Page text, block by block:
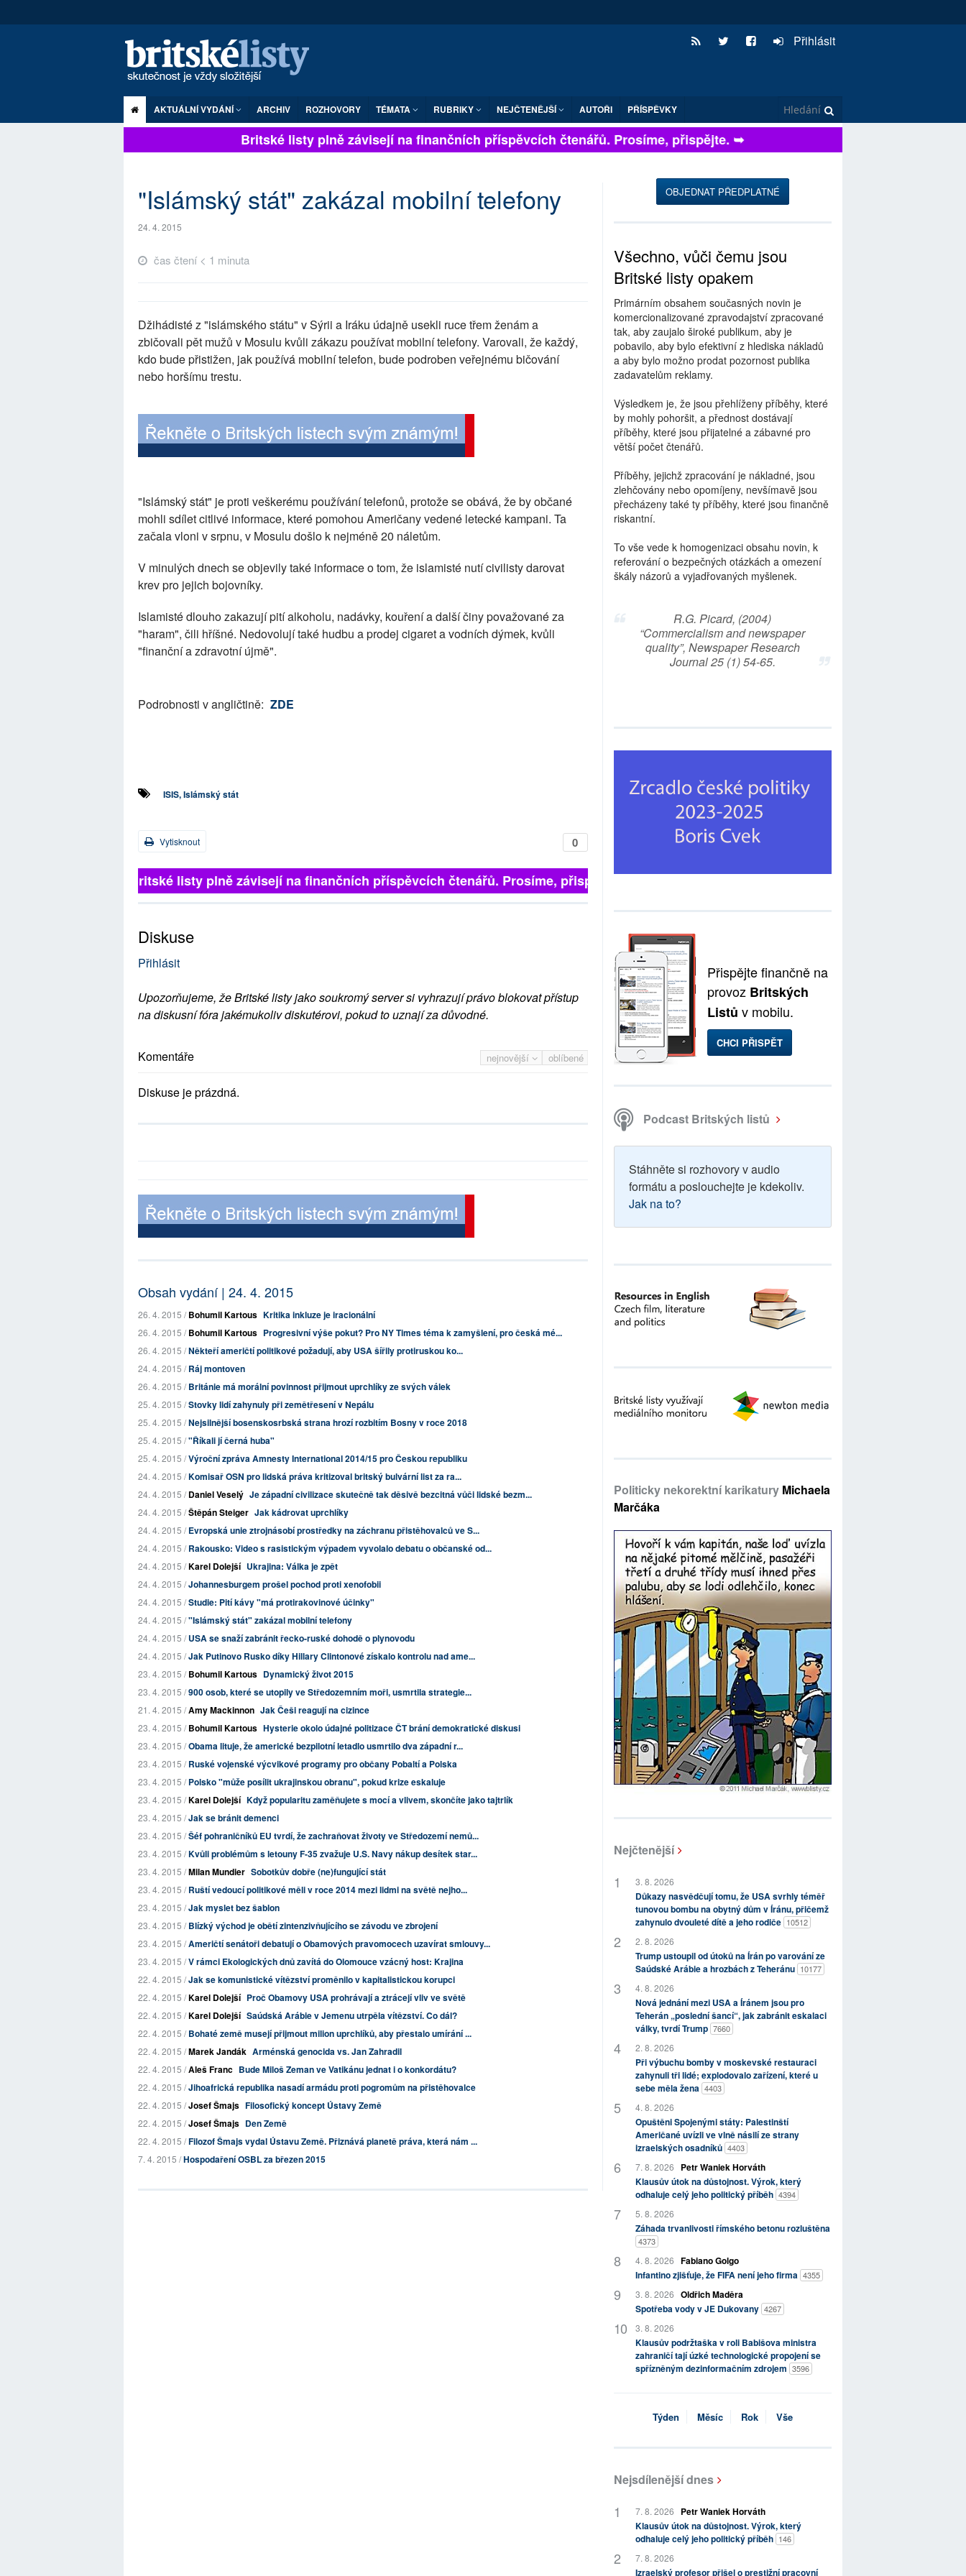
Přihlásit
AKTUÁLNÍ VYDÁNÍ ARCHIV ROZHOVORY TÉMATA RUBRIKY NEJČTENĚJŠÍ AUTOŘI PŘÍSPĚVKY
Britské listy plně závisejí na finančních příspěvcích čtenářů. Prosíme, přispějte. ➥
"Islámský stát" zakázal mobilní telefony
24. 4. 2015
čas čtení < 1 minuta
Džihádisté z "islámského státu" v Sýrii a Iráku údajně usekli ruce třem ženám a
zbičovali pět mužů v Mosulu kvůli zákazu používat mobilní telefony. Varovali, že každý,
kdo bude přistižen, jak používá mobilní telefon, bude podroben veřejnému bičování
nebo horšímu trestu.
"Islámský stát" je proti veškerému používání telefonů, protože se obává, že by občané
mohli sdílet citlivé informace, které pomohou Američany vedené letecké kampani. Ta
začala vloni v srpnu, v Mosulu došlo k nejméně 20 náletům.
V minulých dnech se objevily také informace o tom, že islamisté nutí civilisty darovat
krev pro jejich bojovníky.
Islamisté dlouho zakazují pití alkoholu, nadávky, kouření a další činy považované za
"haram", čili hříšné. Nedovolují také hudbu a prodej cigaret a vodních dýmek, kvůli
"finanční a zdravotní újmě".
Podrobnosti v angličtině: ZDE
ISIS, Islámský stát
0
Vytisknout
Britské listy plně závisejí na finančních příspěvcích čtenářů. Prosíme, přispějte. ➥
Diskuse
Přihlásit
Upozorňujeme, že Britské listy jako soukromý server si vyhrazují právo blokovat přístup
na diskusní fóra jakémukoliv diskutérovi, pokud to uznají za důvodné.
nejnovější oblíbené
Komentáře
Diskuse je prázdná.
Obsah vydání | 24. 4. 2015
26. 4. 2015 /Bohumil Kartous Kritika inkluze je iracionální
26. 4. 2015 /Bohumil Kartous Progresivní výše pokut? Pro NY Times téma k zamyšlení, pro česká mé...
26. 4. 2015 /Někteří američtí politikové požadují, aby USA šířily protiruskou ko...
24. 4. 2015 /Ráj montoven
26. 4. 2015 /Británie má morální povinnost přijmout uprchlíky ze svých válek
25. 4. 2015 /Stovky lidí zahynuly při zemětřesení v Nepálu
25. 4. 2015 /Nejsilnější bosenskosrbská strana hrozí rozbitím Bosny v roce 2018
25. 4. 2015 /"Říkali jí černá huba"
25. 4. 2015 /Výroční zpráva Amnesty International 2014/15 pro Českou republiku
24. 4. 2015 /Komisař OSN pro lidská práva kritizoval britský bulvární list za ra...
24. 4. 2015 /Daniel Veselý Je západní civilizace skutečně tak děsivě bezcitná vůči lidské bezm...
24. 4. 2015 /Štěpán Steiger Jak kádrovat uprchlíky
24. 4. 2015 /Evropská unie ztrojnásobí prostředky na záchranu přistěhovalců ve S...
24. 4. 2015 /Rakousko: Video s rasistickým výpadem vyvolalo debatu o občanské od...
24. 4. 2015 /Karel Dolejší Ukrajina: Válka je zpět
24. 4. 2015 /Johannesburgem prošel pochod proti xenofobii
24. 4. 2015 /Studie: Pití kávy "má protirakovinové účinky"
24. 4. 2015 /"Islámský stát" zakázal mobilní telefony
24. 4. 2015 /USA se snaží zabránit řecko-ruské dohodě o plynovodu
24. 4. 2015 /Jak Putinovo Rusko díky Hillary Clintonové získalo kontrolu nad ame...
23. 4. 2015 /Bohumil Kartous Dynamický život 2015
23. 4. 2015 /900 osob, které se utopily ve Středozemním moři, usmrtila strategie...
21. 4. 2015 /Amy Mackinnon Jak Češi reagují na cizince
23. 4. 2015 /Bohumil Kartous Hysterie okolo údajné politizace ČT brání demokratické diskusi
23. 4. 2015 /Obama lituje, že americké bezpilotní letadlo usmrtilo dva západní r...
23. 4. 2015 /Ruské vojenské výcvikové programy pro občany Pobaltí a Polska
23. 4. 2015 /Polsko "může posílit ukrajinskou obranu", pokud krize eskaluje
23. 4. 2015 /Karel Dolejší Když popularitu zaměňujete s mocí a vlivem, skončíte jako tajtrlík
23. 4. 2015 /Jak se bránit demenci
23. 4. 2015 /Šéf pohraničníků EU tvrdí, že zachraňovat životy ve Středozemí nemů...
23. 4. 2015 /Kvůli problémům s letouny F-35 zvažuje U.S. Navy nákup desítek star...
23. 4. 2015 /Milan Mundier Sobotkův dobře (ne)fungující stát
23. 4. 2015 /Ruští vedoucí politikové měli v roce 2014 mezi lidmi na světě nejho...
23. 4. 2015 /Jak myslet bez šablon
23. 4. 2015 /Blízký východ je obětí zintenzivňujícího se závodu ve zbrojení
23. 4. 2015 /Američtí senátoři debatují o Obamových pravomocech uzavírat smlouvy...
23. 4. 2015 /V rámci Ekologických dnů zavítá do Olomouce vzácný host: Krajina
22. 4. 2015 /Jak se komunistické vítězství proměnilo v kapitalistickou korupci
22. 4. 2015 /Karel Dolejší Proč Obamovy USA prohrávají a ztrácejí vliv ve světě
22. 4. 2015 /Karel Dolejší Saúdská Arábie v Jemenu utrpěla vítězství. Co dál?
22. 4. 2015 /Bohaté země musejí přijmout milion uprchlíků, aby přestalo umírání ...
22. 4. 2015 /Marek Jandák Arménská genocida vs. Jan Zahradil
22. 4. 2015 /Aleš Franc Bude Miloš Zeman ve Vatikánu jednat i o konkordátu?
22. 4. 2015 /Jihoafrická republika nasadí armádu proti pogromům na přistěhovalce
22. 4. 2015 /Josef Šmajs Filosofický koncept Ústavy Země
22. 4. 2015 /Josef Šmajs Den Země
22. 4. 2015 /Filozof Šmajs vydal Ústavu Země. Přiznává planetě práva, která nám ...
7. 4. 2015 /Hospodaření OSBL za březen 2015
OBJEDNAT PŘEDPLATNÉ
Všechno, vůči čemu jsou
Britské listy opakem
Primárním obsahem současných novin je
komercionalizované zpravodajství zpracované
tak, aby zaujalo široké publikum, aby je
pobavilo, aby bylo efektivní z hlediska nákladů
a aby bylo možno prodat pozornost publika
zadavatelům reklamy.
Výsledkem je, že jsou přehlíženy příběhy, které
by mohly pohoršit, a přednost dostávají
příběhy, které jsou přijatelné a zábavné pro
větší počet čtenářů.
Příběhy, jejichž zpracování je nákladné, jsou
zlehčovány nebo opomíjeny, nevšímavě jsou
přecházeny také ty příběhy, které jsou finančně
riskantní.
To vše vede k homogenizaci obsahu novin, k
referování o bezpečných otázkách a omezení
škály názorů a vyjadřovaných myšlenek.
R.G. Picard, (2004)
“Commercialism and newspaper
quality”, Newspaper Research
Journal 25 (1) 54-65.
Přispějte finančně na
provoz Britských
Listů v mobilu.
CHCI PŘISPĚT
Podcast Britských listů
Stáhněte si rozhovory v audio
formátu a poslouchejte je kdekoliv.
Jak na to?
Politicky nekorektní karikatury Michaela
Marčáka
Nejčtenější
3. 8. 2026
Důkazy nasvědčují tomu, že USA svrhly téměř
tunovou bombu na obytný dům v Íránu, přičemž
zahynulo dvouleté dítě a jeho rodiče 10512
2. 8. 2026
Trump ustoupil od útoků na Írán po varování ze
Saúdské Arábie a hrozbách z Teheránu 10177
4. 8. 2026
Nová jednání mezi USA a Íránem jsou pro
Teherán „poslední šancí“, jak zabránit eskalaci
války, tvrdí Trump 7660
2. 8. 2026
Při výbuchu bomby v moskevské restauraci
zahynuli tři lidé; explodovalo zařízení, které u
sebe měla žena 4403
4. 8. 2026
Opuštěni Spojenými státy: Palestinští
Američané uvízli ve vlně násilí ze strany
izraelských osadníků 4403
7. 8. 2026
Petr Waniek Horváth
Klausův útok na důstojnost. Výrok, který
odhaluje celý jeho politický příběh 4394
5. 8. 2026
Záhada trvanlivosti římského betonu rozluštěna
4373
4. 8. 2026 Fabiano Golgo
Infantino zjišťuje, že FIFA není jeho firma 4355
3. 8. 2026 Oldřich Maděra
Spotřeba vody v JE Dukovany 4267
3. 8. 2026
Klausův podržtaška v roli Babišova ministra
zahraničí tají úzké technologické propojení se
spřízněným dezinformačním zdrojem 3596
Týden Měsíc Rok Vše
Nejsdílenější dnes
7. 8. 2026
Petr Waniek Horváth
Klausův útok na důstojnost. Výrok, který
odhaluje celý jeho politický příběh 146
7. 8. 2026
Izraelský profesor přišel o prestižní pracovní